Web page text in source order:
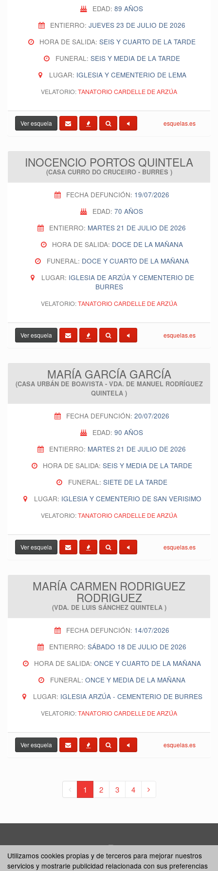
EDAD: 89 AÑOS
ENTIERRO: JUEVES 23 DE JULIO DE 2026
HORA DE SALIDA:SEIS Y CUARTO DE LA TARDE
FUNERAL: SEIS Y MEDIA DE LA TARDE
LUGAR: IGLESIA Y CEMENTERIO DE LEMA
VELATORIO:TANATORIO CARDELLE DE ARZÚA
Ver esquela esquelas.es
INOCENCIO PORTOS QUINTELA
(CASA CURRO DO CRUCEIRO - BURRES )
FECHA DEFUNCIÓN: 19/07/2026
EDAD: 70 AÑOS
ENTIERRO: MARTES 21 DE JULIO DE 2026
HORA DE SALIDA: DOCE DE LA MAÑANA
FUNERAL: DOCE Y CUARTO DE LA MAÑANA
LUGAR: IGLESIA DE ARZÚA Y CEMENTERIO DE
BURRES
VELATORIO:TANATORIO CARDELLE DE ARZÚA
Ver esquela esquelas.es
MARÍA GARCÍA GARCÍA
(CASA URBÁN DE BOAVISTA - VDA. DE MANUEL RODRÍGUEZ
QUINTELA )
FECHA DEFUNCIÓN: 20/07/2026
EDAD: 90 AÑOS
ENTIERRO: MARTES 21 DE JULIO DE 2026
HORA DE SALIDA:SEIS Y MEDIA DE LA TARDE
FUNERAL: SIETE DE LA TARDE
LUGAR: IGLESIA Y CEMENTERIO DE SAN VERISIMO
VELATORIO:TANATORIO CARDELLE DE ARZÚA
Ver esquela esquelas.es
MARÍA CARMEN RODRIGUEZ
RODRIGUEZ
(VDA. DE LUIS SÁNCHEZ QUINTELA )
FECHA DEFUNCIÓN: 14/07/2026
ENTIERRO: SÁBADO 18 DE JULIO DE 2026
HORA DE SALIDA:ONCE Y CUARTO DE LA MAÑANA
FUNERAL: ONCE Y MEDIA DE LA MAÑANA
LUGAR: IGLESIA ARZÚA - CEMENTERIO DE BURRES
VELATORIO:TANATORIO CARDELLE DE ARZÚA
Ver esquela esquelas.es
1 2 3 4
Inicio Contacto Esquelas
Utilizamos cookies propias y de terceros para mejorar nuestros
servicios y mostrarle publicidad relacionada con sus preferencias